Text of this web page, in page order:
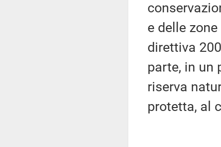
e delle
direttiva
parte, in un
riserva
protetta, al